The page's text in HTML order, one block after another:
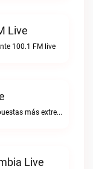
Live
100.1 FM live
Sintoniza lo mejor de las propuestas más extremas y virtuosas del metal colombianoNegro Tricolrock live
Live